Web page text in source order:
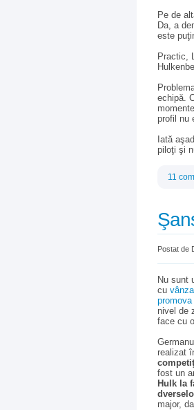
Pe de
Da, a
este
Practic,
echipă.
profil nu
Iată
piloţi şi
11
Postat de
Nu sunt
cu
nivel de
face cu
realizat
fost un
Hulk la
major,